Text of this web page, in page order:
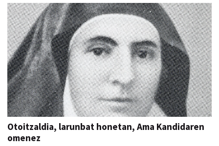
Otoitzaldia, larunbat honetan, Ama Kandidaren
omenez